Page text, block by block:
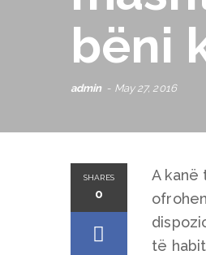
bëni
admin May 27, 2016
SHARES
0
A kanë
të